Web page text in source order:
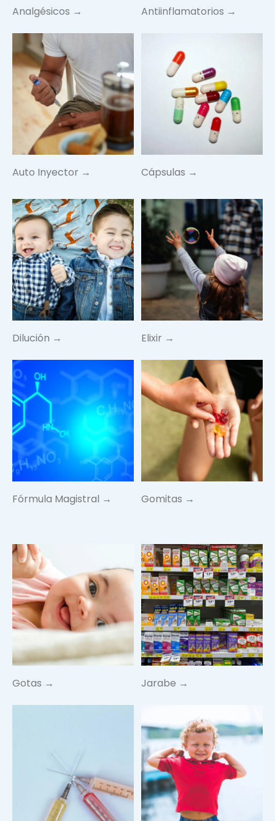
Analgésicos → Antiinflamatorios →
Auto Inyector → Cápsulas →
Dilución → Elixir →
Fórmula Magistral → Gomitas →
Gotas → Jarabe →